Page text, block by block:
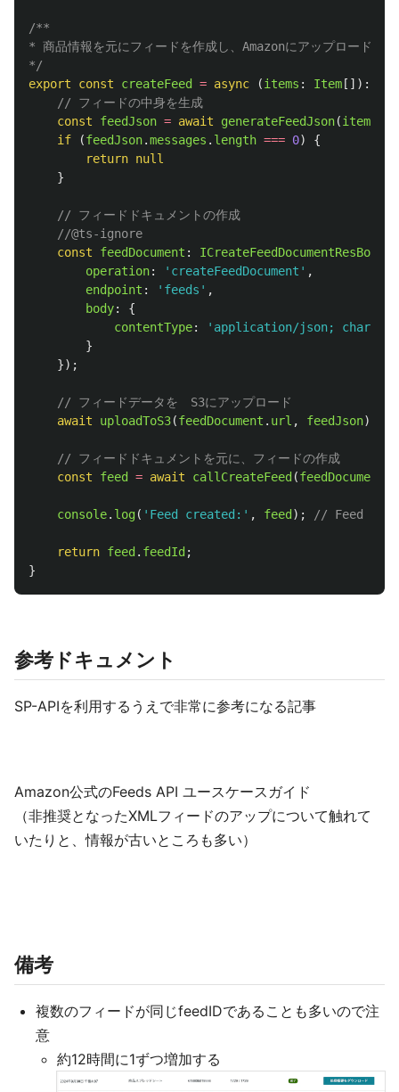
/**
* 商品情報を元にフィードを作成し、Amazonにアップロードする
*/
export
const createFeed = async (items : Item []):
// フィードの中身を生成
const
feedJson = await generateFeedJson(items
if
(feedJson.messages . length === 0)
{
return null
}
// フィードドキュメントの作成
//@ts-ignore
const
feedDocument : ICreateFeedDocumentResBody
operation: ' createFeedDocument ' ,
endpoint : ' feeds ' ,
body:
{
contentType: ' application/json;
}
});
// フィードデータを　S3にアップロード
await
uploadToS3(feedDocument . url , feedJson);
// フィードドキュメントを元に、フィードの作成
const
feed = await callCreateFeed (feedDocument
console. log( ' Feed created: ' , feed ); // Feed
return feed . feedId ;
}
参考ドキュメント
SP-APIを利用するうえで非常に参考になる記事
Amazon公式のFeeds API ユースケースガイド
（非推奨となったXMLフィードのアップについて触れて
いたりと、情報が古いところも多い）
備考
複数のフィードが同じfeedIDであることも多いので注
意
約12時間に1ずつ増加する